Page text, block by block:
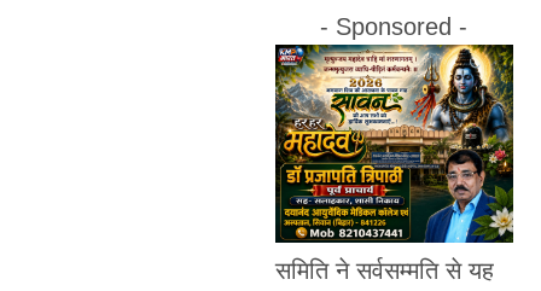
- Sponsored -
समिति ने सर्वसम्मति से यह